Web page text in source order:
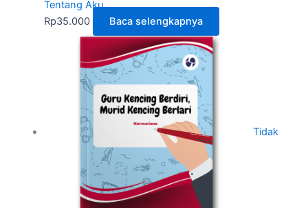
Tentang Aku
Rp35.000 Baca selengkapnya
Tidak